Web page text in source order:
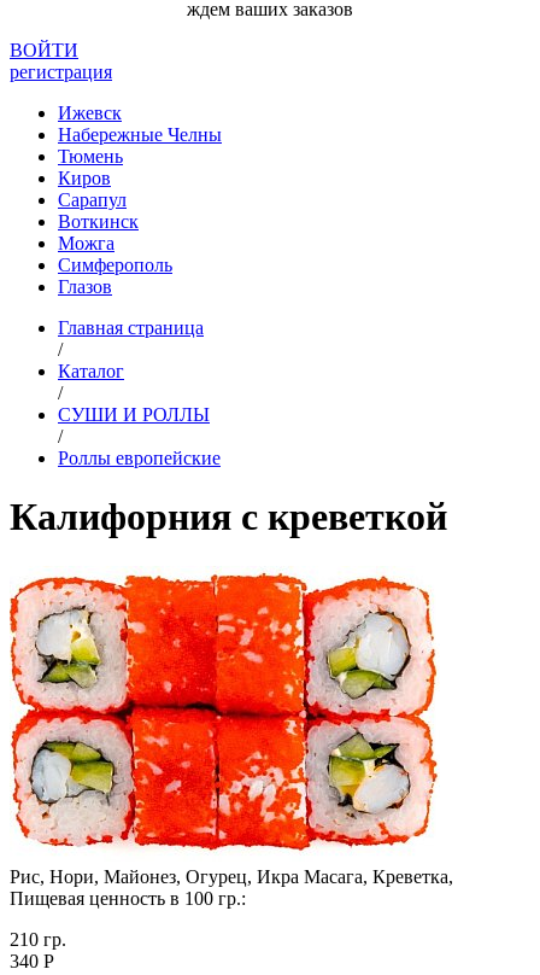
ждем ваших заказов
ВОЙТИ
регистрация
Ижевск
Набережные Челны
Тюмень
Киров
Сарапул
Воткинск
Можга
Симферополь
Глазов
Главная страница
/
Каталог
/
СУШИ И РОЛЛЫ
/
Роллы европейские
Калифорния с креветкой
Рис, Нори, Майонез, Огурец, Икра Масага, Креветка,
Пищевая ценность в 100 гр.:
210 гр.
340 Р